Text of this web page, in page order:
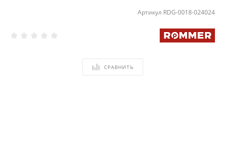
Артикул RDG-0018-024024
СРАВНИТЬ